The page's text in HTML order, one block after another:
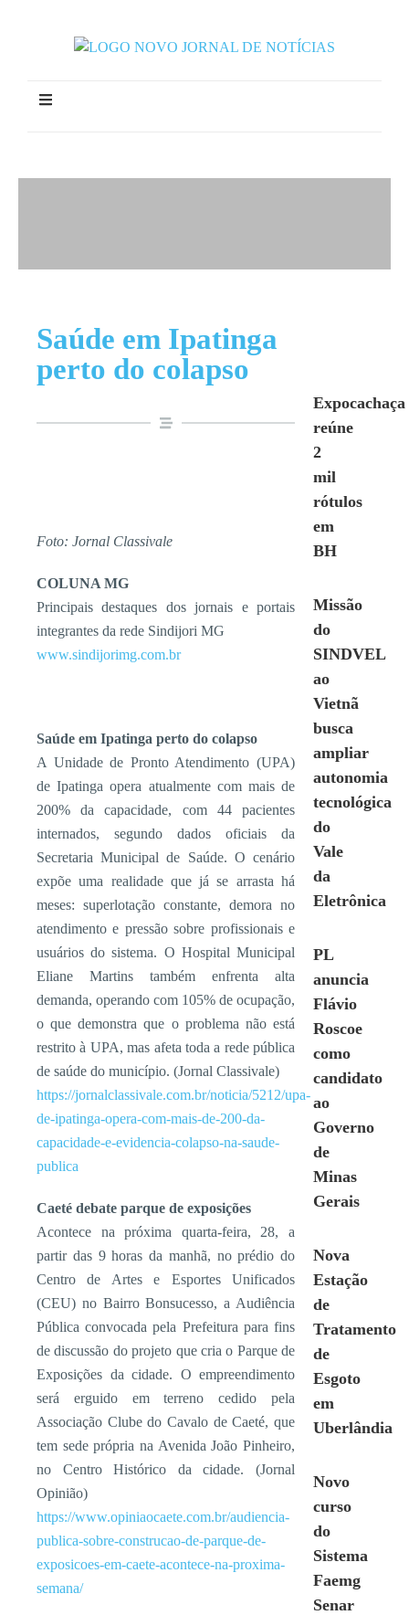
Saúde em Ipatinga
perto do colapso
Foto: Jornal Classivale
COLUNA MG
Principais destaques dos jornais e portais
integrantes da rede Sindijori MG
www.sindijorimg.com.br
Saúde em Ipatinga perto do colapso
A Unidade de Pronto Atendimento (UPA)
de Ipatinga opera atualmente com mais de
200% da capacidade, com 44 pacientes
internados, segundo dados oficiais da
Secretaria Municipal de Saúde. O cenário
expõe uma realidade que já se arrasta há
meses: superlotação constante, demora no
atendimento e pressão sobre profissionais e
usuários do sistema. O Hospital Municipal
Eliane Martins também enfrenta alta
demanda, operando com 105% de ocupação,
o que demonstra que o problema não está
restrito à UPA, mas afeta toda a rede pública
de saúde do município. (Jornal Classivale)
https://jornalclassivale.com.br/noticia/5212/upa-
de-ipatinga-opera-com-mais-de-200-da-
capacidade-e-evidencia-colapso-na-saude-
publica
Caeté debate parque de exposições
Acontece na próxima quarta-feira, 28, a
partir das 9 horas da manhã, no prédio do
Centro de Artes e Esportes Unificados
(CEU) no Bairro Bonsucesso, a Audiência
Pública convocada pela Prefeitura para fins
de discussão do projeto que cria o Parque de
Exposições da cidade. O empreendimento
será erguido em terreno cedido pela
Associação Clube do Cavalo de Caeté, que
tem sede própria na Avenida João Pinheiro,
no Centro Histórico da cidade. (Jornal
Opinião)
https://www.opiniaocaete.com.br/audiencia-
publica-sobre-construcao-de-parque-de-
exposicoes-em-caete-acontece-na-proxima-
semana/
Expocachaça
reúne
2
mil
rótulos
em
BH
Missão
do
SINDVEL
ao
Vietnã
busca
ampliar
autonomia
tecnológica
do
Vale
da
Eletrônica
PL
anuncia
Flávio
Roscoe
como
candidato
ao
Governo
de
Minas
Gerais
Nova
Estação
de
Tratamento
de
Esgoto
em
Uberlândia
Novo
curso
do
Sistema
Faemg
Senar